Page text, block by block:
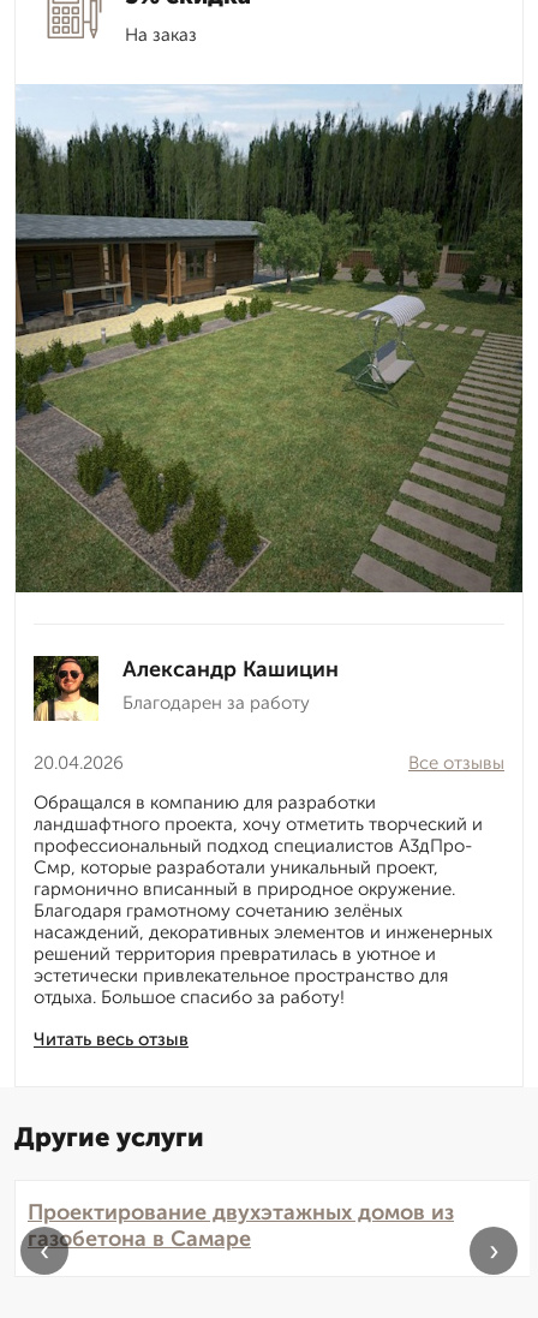
На заказ
Александр Кашицин
Благодарен за работу
20.04.2026
Читать весь отзыв
Все отзывы
Обращался в компанию для разработки
ландшафтного проекта, хочу отметить творческий и
профессиональный подход специалистов А3дПро-
Смр, которые разработали уникальный проект,
гармонично вписанный в природное окружение.
Благодаря грамотному сочетанию зелёных
насаждений, декоративных элементов и инженерных
решений территория превратилась в уютное и
эстетически привлекательное пространство для
отдыха. Большое спасибо за работу!
Другие услуги
Проектирование двухэтажных домов из
газобетона в Самаре
‹ ›